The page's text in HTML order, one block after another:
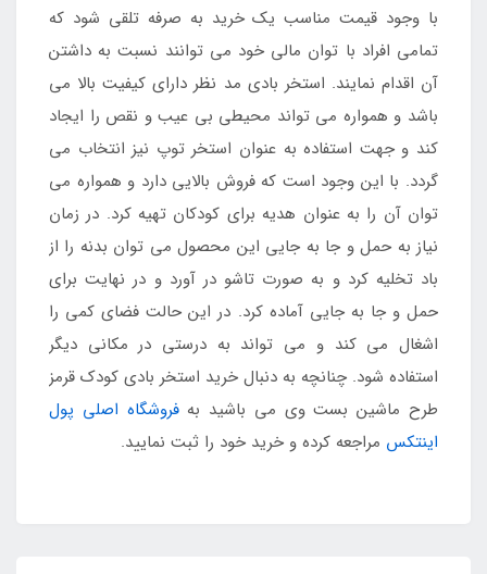
با وجود قیمت مناسب یک خرید به صرفه تلقی شود که
تمامی افراد با توان مالی خود می توانند نسبت به داشتن
آن اقدام نمایند. استخر بادی مد نظر دارای کیفیت بالا می
باشد و همواره می تواند محیطی بی عیب و نقص را ایجاد
کند و جهت استفاده به عنوان استخر توپ نیز انتخاب می
گردد. با این وجود است که فروش بالایی دارد و همواره می
توان آن را به عنوان هدیه برای کودکان تهیه کرد. در زمان
نیاز به حمل و جا به جایی این محصول می توان بدنه را از
باد تخلیه کرد و به صورت تاشو در آورد و در نهایت برای
حمل و جا به جایی آماده کرد. در این حالت فضای کمی را
اشغال می کند و می تواند به درستی در مکانی دیگر
استفاده شود. چنانچه به دنبال خرید استخر بادی کودک قرمز
طرح ماشین بست وی می باشید بهفروشگاه اصلی پول
اینتکس مراجعه کرده و خرید خود را ثبت نمایید.